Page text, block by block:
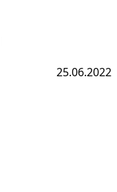
25.06.2022